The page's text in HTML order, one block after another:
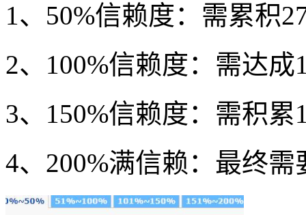
1、50%信赖度：需累积
2、100%信赖度：需达成
3、150%信赖度：需积累
4、200%满信赖：最终需